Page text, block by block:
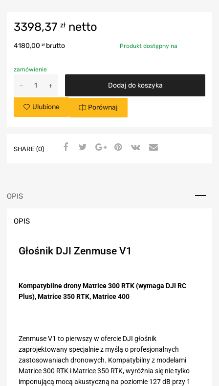
3398,37 zł netto
4180,00 zł brutto Produkt dostępny na
zamówienie
Dodaj do koszyka
Ulubione Porównaj
SHARE (0)
OPIS
OPIS
Głośnik DJI Zenmuse V1
Kompatybilne drony Matrice 300 RTK (wymaga DJI RC
Plus), Matrice 350 RTK, Matrice 400
Zenmuse V1 to pierwszy w ofercie DJI głośnik
zaprojektowany specjalnie z myślą o profesjonalnych
zastosowaniach dronowych. Kompatybilny z modelami
Matrice 300 RTK i Matrice 350 RTK, wyróżnia się nie tylko
imponującą mocą akustyczną na poziomie 127 dB przy 1